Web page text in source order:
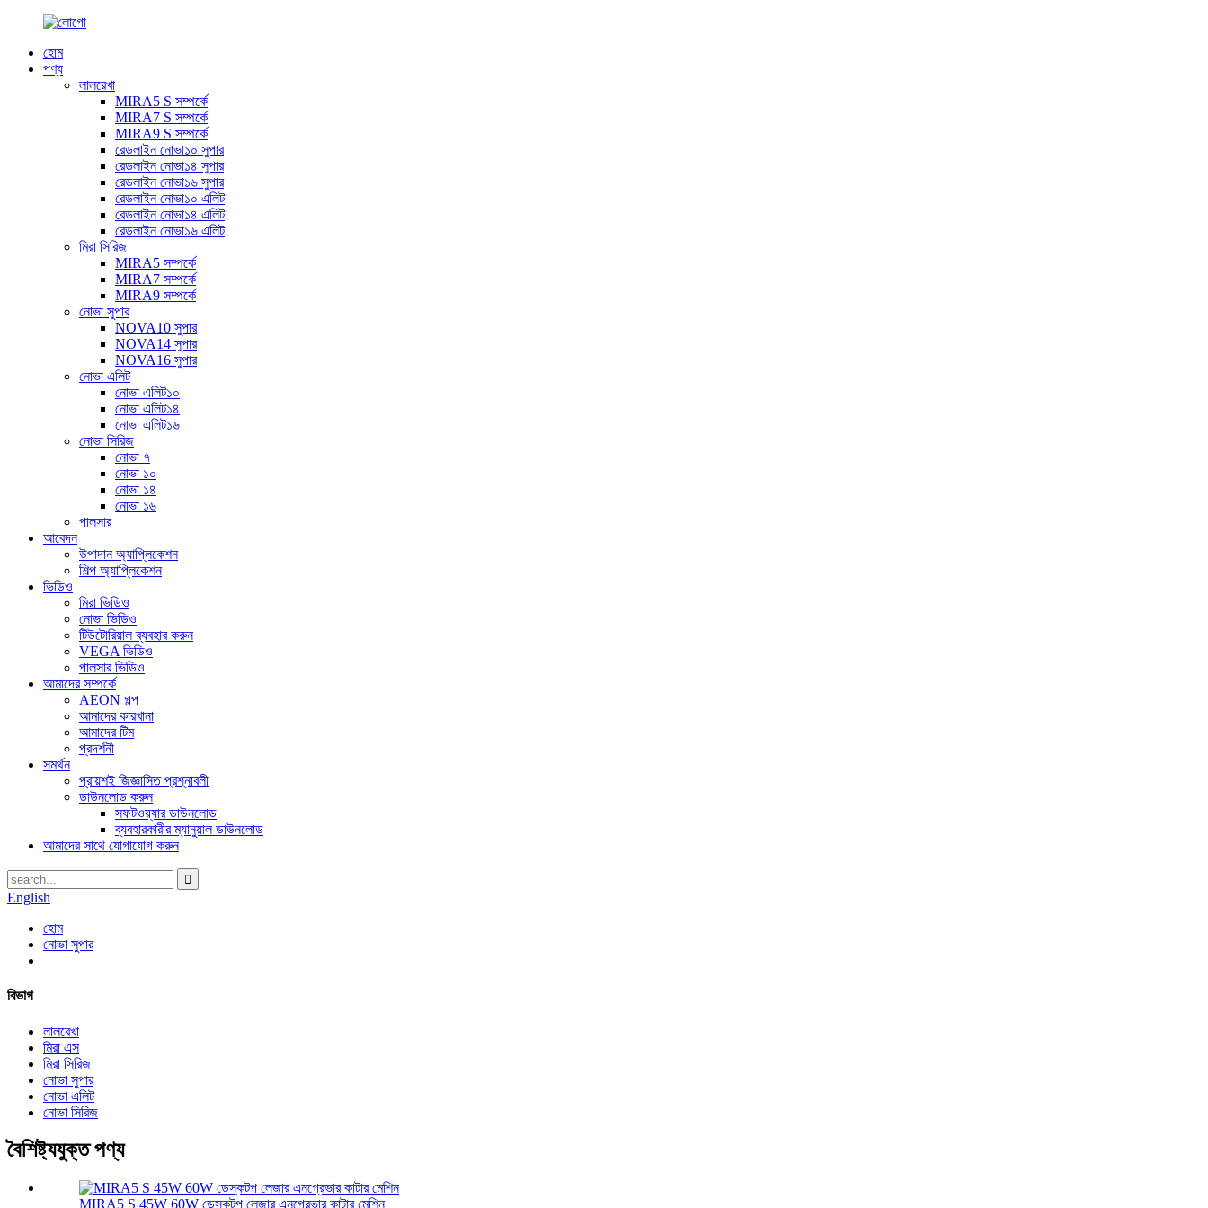
হোম
পণ্য
লালরেখা
MIRA5 S সম্পর্কে
MIRA7 S সম্পর্কে
MIRA9 S সম্পর্কে
রেডলাইন নোভা১০ সুপার
রেডলাইন নোভা১৪ সুপার
রেডলাইন নোভা১৬ সুপার
রেডলাইন নোভা১০ এলিট
রেডলাইন নোভা১৪ এলিট
রেডলাইন নোভা১৬ এলিট
মিরা সিরিজ
MIRA5 সম্পর্কে
MIRA7 সম্পর্কে
MIRA9 সম্পর্কে
নোভা সুপার
NOVA10 সুপার
NOVA14 সুপার
NOVA16 সুপার
নোভা এলিট
নোভা এলিট১০
নোভা এলিট১৪
নোভা এলিট১৬
নোভা সিরিজ
নোভা ৭
নোভা ১০
নোভা ১৪
নোভা ১৬
পালসার
আবেদন
উপাদান অ্যাপ্লিকেশন
শিল্প অ্যাপ্লিকেশন
ভিডিও
মিরা ভিডিও
নোভা ভিডিও
টিউটোরিয়াল ব্যবহার করুন
VEGA ভিডিও
পালসার ভিডিও
আমাদের সম্পর্কে
AEON গল্প
আমাদের কারখানা
আমাদের টিম
প্রদর্শনী
সমর্থন
প্রায়শই জিজ্ঞাসিত প্রশ্নাবলী
ডাউনলোড করুন
সফটওয়্যার ডাউনলোড
ব্যবহারকারীর ম্যানুয়াল ডাউনলোড
আমাদের সাথে যোগাযোগ করুন
English
হোম
নোভা সুপার
বিভাগ
লালরেখা
মিরা এস
মিরা সিরিজ
নোভা সুপার
নোভা এলিট
নোভা সিরিজ
বৈশিষ্ট্যযুক্ত পণ্য
MIRA5 S 45W 60W ডেস্কটপ লেজার এনগ্রেভার কাটার মেশিন